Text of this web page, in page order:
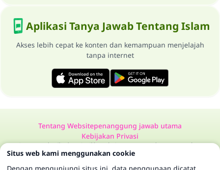
Aplikasi Tanya Jawab Tentang Islam
Akses lebih cepat ke konten dan kemampuan menjelajah
tanpa internet
Tentang Websitepenanggung jawab utama
Kebijakan Privasi
Semua Hak Dilindungi Milik Website Tanya Jawab Tentang Islam
1997-2025 ©
Situs web kami menggunakan cookie